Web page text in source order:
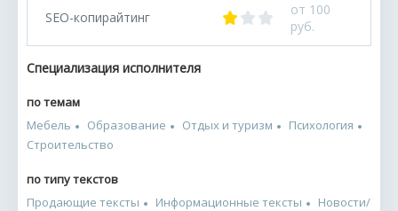
SEO-копирайтинг
от 100
руб.
Специализация исполнителя
по темам
Мебель
Образование Отдых и туризм
Психология
Строительство
по типу текстов
Продающие тексты
Информационные тексты
Новости/